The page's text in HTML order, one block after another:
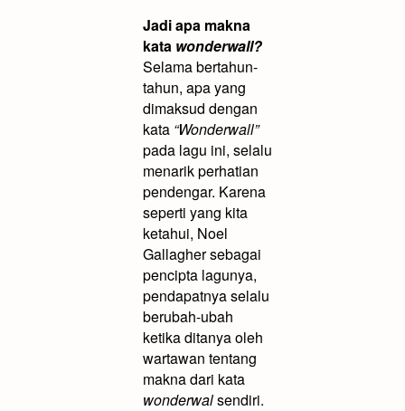
Jadi apa makna
kata wonderwall?
Selama bertahun-
tahun, apa yang
dimaksud dengan
kata “Wonderwall”
pada lagu ini, selalu
menarik perhatian
pendengar. Karena
seperti yang kita
ketahui, Noel
Gallagher sebagai
pencipta lagunya,
pendapatnya selalu
berubah-ubah
ketika ditanya oleh
wartawan tentang
makna dari kata
wonderwalsendiri.